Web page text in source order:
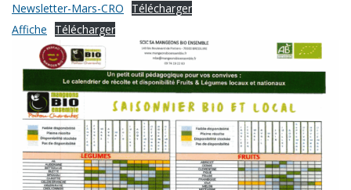
Newsletter-Mars-CRO
Télécharger
Affiche
Télécharger